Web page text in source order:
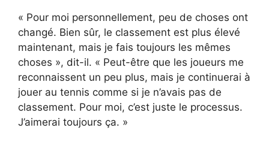
« Pour moi personnellement, peu de choses ont
changé. Bien sûr, le classement est plus élevé
maintenant, mais je fais toujours les mêmes
choses », dit-il. « Peut-être que les joueurs me
reconnaissent un peu plus, mais je continuerai à
jouer au tennis comme si je n’avais pas de
classement. Pour moi, c’est juste le processus.
J’aimerai toujours ça. »